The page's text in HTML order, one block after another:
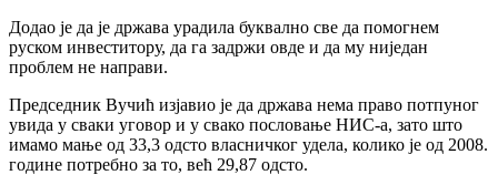
Додао је да је држава урадила буквално све да помогнем
руском инвеститору, да га задржи овде и да му ниједан
проблем не направи.
Председник Вучић изјавио је да држава нема право потпуног
увида у сваки уговор и у свако пословање НИС-а, зато што
имамо мање од 33,3 одсто власничког удела, колико је од 2008.
године потребно за то, већ 29,87 одсто.